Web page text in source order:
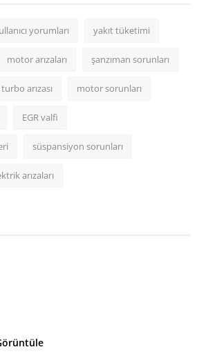
yorumları yakıt tüketimi
motor arızaları şanzıman sorunları
turbo arızası motor sorunları
EGR valfi
süspansiyon sorunları
arızaları